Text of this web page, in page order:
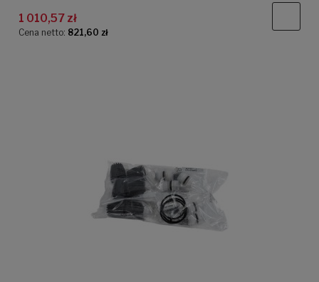
1 010,57 zł
Cena netto: 821,60 zł